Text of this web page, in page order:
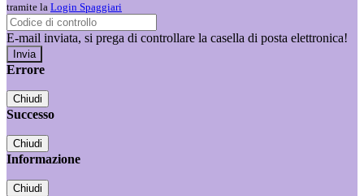
tramite la Login Spaggiari
E-mail inviata, si prega di controllare la casella di posta elettronica!
Errore
Chiudi
Successo
Chiudi
Informazione
Chiudi